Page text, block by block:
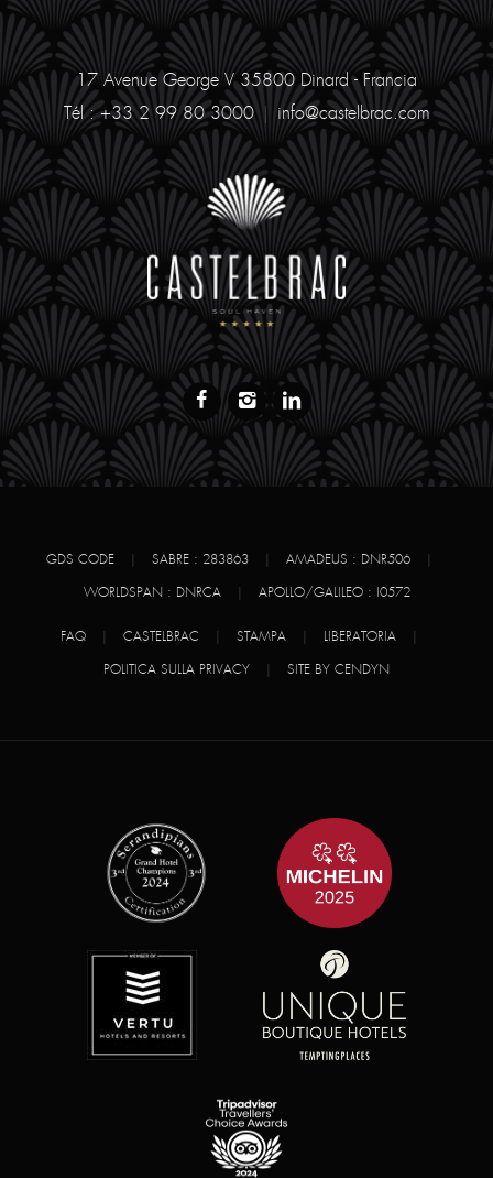
17 Avenue George V 35800 Dinard - Francia
Tél : +33 2 99 80 3000 | info@castelbrac.com
GDS CODE SABRE : 283863 AMADEUS : DNR506
WORLDSPAN : DNRCA APOLLO/GALILEO : I0572
FAQ CASTELBRAC STAMPA LIBERATORIA
POLITICA SULLA PRIVACY SITE BY CENDYN